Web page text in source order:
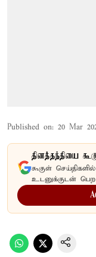
Published on: 20 Mar
தினத்தந்தியை
கூகுள்
உடனுக்குடன் பெற